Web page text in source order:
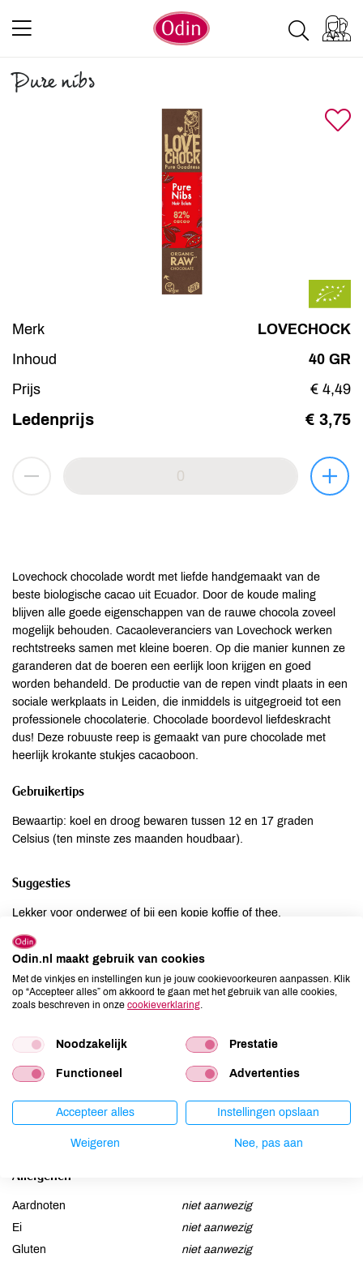
Pure nibs
Merk
LOVECHOCK
Inhoud
40 GR
Prijs
€ 4,49
Ledenprijs € 3,75
Lovechock chocolade wordt met liefde handgemaakt van de
beste biologische cacao uit Ecuador. Door de koude maling
blijven alle goede eigenschappen van de rauwe chocola zoveel
mogelijk behouden. Cacaoleveranciers van Lovechock werken
rechtstreeks samen met kleine boeren. Op die manier kunnen ze
garanderen dat de boeren een eerlijk loon krijgen en goed
worden behandeld. De productie van de repen vindt plaats in een
sociale werkplaats in Leiden, die inmiddels is uitgegroeid tot een
professionele chocolaterie. Chocolade boordevol liefdeskracht
dus! Deze robuuste reep is gemaakt van pure chocolade met
heerlijk krokante stukjes cacaoboon.
Gebruikertips
Bewaartip: koel en droog bewaren tussen 12 en 17 graden
Celsius (ten minste zes maanden houdbaar).
Suggesties
Lekker voor onderweg of bij een kopje koffie of thee.
Voedingswaarden per 100 GR
Energie: 2674 KJ/646 Kcal. Vet: 55 gr waarvan verzadigde
vetzuren 33 gr. Koolhydraten: 26 gr waarvan suiker 16 gr.
Ingrediënten
cacaonibs* (10%), lucumapoeder*, vanillepoeder*.
Allergenen
Aardnoten
niet aanwezig
Ei
niet aanwezig
Gluten
niet aanwezig
Odin.nl maakt gebruik van cookies
Met de vinkjes en instellingen kun je jouw cookievoorkeuren aanpassen. Klik
op “Accepteer alles” om akkoord te gaan met het gebruik van alle cookies,
zoals beschreven in onze cookieverklaring
Noodzakelijk Prestatie
Functioneel Advertenties
Accepteer alles Instellingen opslaan
Weigeren Nee, pas aan